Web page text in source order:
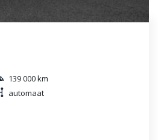
139 000 km
automaat